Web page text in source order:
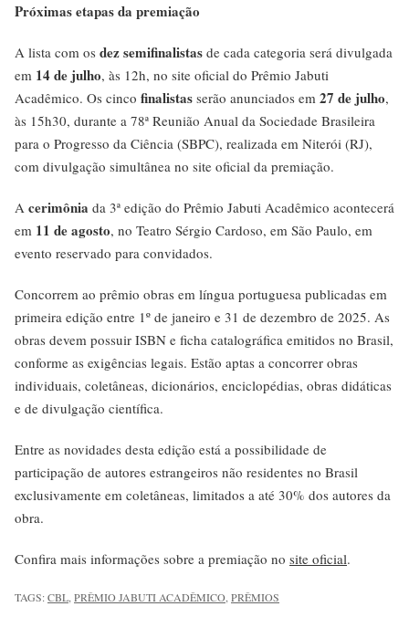
Próximas etapas da premiação
A lista com os dez semifinalistas de cada categoria será divulgada
em 14 de julho, às 12h, no site oficial do Prêmio Jabuti
Acadêmico. Os cinco finalistas serão anunciados em 27 de julho,
às 15h30, durante a 78ª Reunião Anual da Sociedade Brasileira
para o Progresso da Ciência (SBPC), realizada em Niterói (RJ),
com divulgação simultânea no site oficial da premiação.
A cerimônia da 3ª edição do Prêmio Jabuti Acadêmico acontecerá
em 11 de agosto, no Teatro Sérgio Cardoso, em São Paulo, em
evento reservado para convidados.
Concorrem ao prêmio obras em língua portuguesa publicadas em
primeira edição entre 1º de janeiro e 31 de dezembro de 2025. As
obras devem possuir ISBN e ficha catalográfica emitidos no Brasil,
conforme as exigências legais. Estão aptas a concorrer obras
individuais, coletâneas, dicionários, enciclopédias, obras didáticas
e de divulgação científica.
Entre as novidades desta edição está a possibilidade de
participação de autores estrangeiros não residentes no Brasil
exclusivamente em coletâneas, limitados a até 30% dos autores da
obra.
Confira mais informações sobre a premiação no site oficial.
TAGS:CBL PRÊMIO JABUTI ACADÊMICO PRÊMIOS